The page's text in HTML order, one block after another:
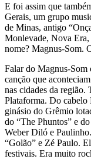
E foi assim que
Gerais, um grupo
de Minas, antigo
Monlevade, Nova
nome? Magnus-Som.
Falar do Magnus-Som
canção que
nas cidades da região.
Plataforma. Do cabelo
ginásio do Grêmio
do “The Phuntos” e
Weber Diló e
“Golão” e Zé Paulo.
festivais. Era muito